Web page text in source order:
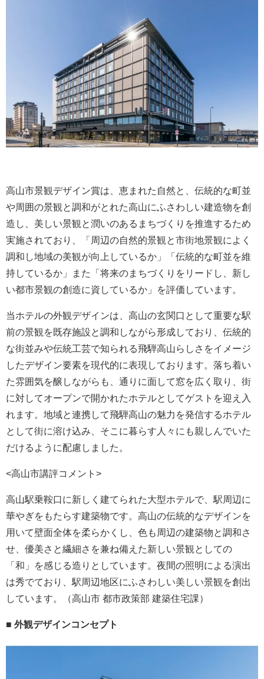
高山市景観デザイン賞は、恵まれた自然と、伝統的な町並
や周囲の景観と調和がとれた高山にふさわしい建造物を創
造し、美しい景観と潤いのあるまちづくりを推進するため
実施されており、「周辺の自然的景観と市街地景観によく
調和し地域の美観が向上しているか」「伝統的な町並を維
持しているか」また「将来のまちづくりをリードし、新し
い都市景観の創造に資しているか」を評価しています。
当ホテルの外観デザインは、高山の玄関口として重要な駅
前の景観を既存施設と調和しながら形成しており、伝統的
な街並みや伝統工芸で知られる飛騨高山らしさをイメージ
したデザイン要素を現代的に表現しております。落ち着い
た雰囲気を醸しながらも、通りに面して窓を広く取り、街
に対してオープンで開かれたホテルとしてゲストを迎え入
れます。地域と連携して飛騨高山の魅力を発信するホテル
として街に溶け込み、そこに暮らす人々にも親しんでいた
だけるように配慮しました。
<高山市講評コメント>
高山駅乗鞍口に新しく建てられた大型ホテルで、駅周辺に
華やぎをもたらす建築物です。高山の伝統的なデザインを
用いて壁面全体を柔らかくし、色も周辺の建築物と調和さ
せ、優美さと繊細さを兼ね備えた新しい景観としての
「和」を感じる造りとしています。夜間の照明による演出
は秀でており、駅周辺地区にふさわしい美しい景観を創出
しています。（高山市 都市政策部 建築住宅課）
■ 外観デザインコンセプト